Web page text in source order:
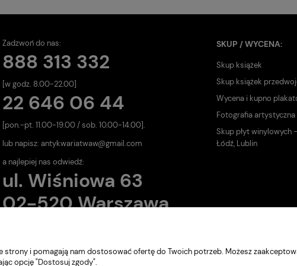
Zadzwoń do nas:
888 313 332
[w godz. 8.00-22.00]
22 646 06 44
[pon.-pt. 11.00-19.00 / sob. 10.00-14.00].
lub napisz: antykwariatwaw@gmail.com
a najlepiej nas odwiedź:
ul. Wiśniowa 63
02-520 Warszawa
SKUP / WYCENA:
Skup książek
Skup książek
Wycena i kupno
Fotografia
Skup płyt winylowych
Łódź, Lublin
strony i pomagają nam dostosować ofertę do Twoich potrzeb. Możesz
opcję "Dostosuj zgody".